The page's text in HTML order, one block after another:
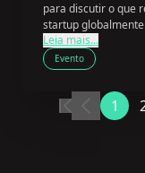
para discutir o que
startup
Leia mais...
Evento
1